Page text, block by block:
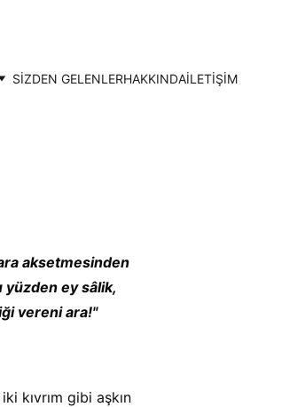
SİZDEN GELENLERHAKKINDAİLETIŞIM
aksetmesinden
yüzden ey sâlik,
vereni ara!"
kıvrım gibi aşkın